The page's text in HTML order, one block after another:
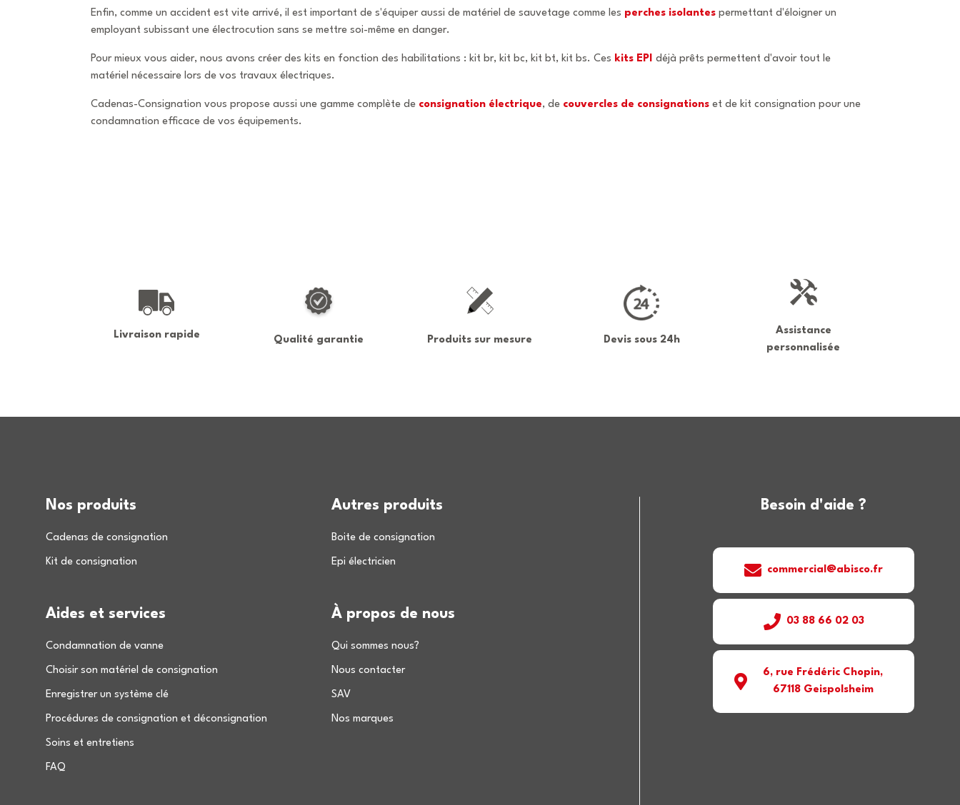
Enfin, comme un accident est vite arrivé, il est important de s'équiper aussi de matériel de sauvetage comme les perches isolantes permettant d'éloigner un
employant subissant une électrocution sans se mettre soi-même en danger.
Pour mieux vous aider, nous avons créer des kits en fonction des habilitations : kit br, kit bc, kit bt, kit bs. Ces kits EPI déjà prêts permettent d'avoir tout le
matériel nécessaire lors de vos travaux électriques.
Cadenas-Consignation vous propose aussi une gamme complète de consignation électrique, de couvercles de consignations et de kit consignation pour une
condamnation efficace de vos équipements.
Livraison rapide Qualité garantie Produits sur mesure Devis sous 24h
Assistance
personnalisée
Nos produits
Cadenas de consignation
Kit de consignation
Autres produits
Boite de consignation
Epi électricien
Aides et services
Condamnation de vanne
Choisir son matériel de consignation
Enregistrer un système clé
Procédures de consignation et déconsignation
Soins et entretiens
FAQ
À propos de nous
Qui sommes nous?
Nous contacter
SAV
Nos marques
Besoin d'aide ?
commercial@abisco.fr
03 88 66 02 03
6, rue Frédéric Chopin,
67118 Geispolsheim